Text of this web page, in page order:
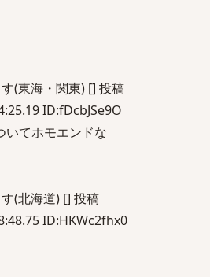
(東海・関東) [] 投稿
ID:fDcbJSe9O
いてホモエンドな
(北海道) [] 投稿
ID:HKWc2fhx0